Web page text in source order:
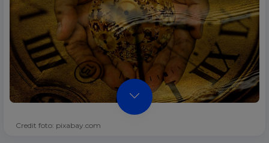
Credit foto: pixabay.com